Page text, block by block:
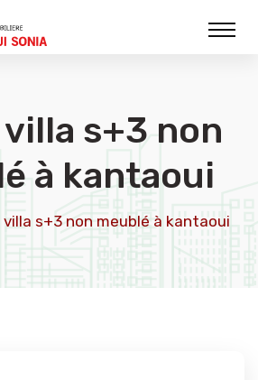
s+3 non
à kantaoui
villa s+3 non meublé à kantaoui